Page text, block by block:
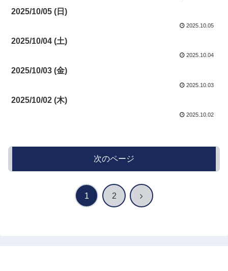
2025/10/05 (日)
2025.10.05
2025/10/04 (土)
2025.10.04
2025/10/03 (金)
2025.10.03
2025/10/02 (木)
2025.10.02
次のページ
1 2 次